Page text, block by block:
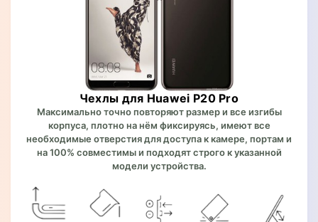
Чехлы для Huawei P20 Pro
Максимально точно повторяют размер и все изгибы
корпуса, плотно на нём фиксируясь, имеют все
необходимые отверстия для доступа к камере, портам и
на 100% совместимы и подходят строго к указанной
модели устройства.